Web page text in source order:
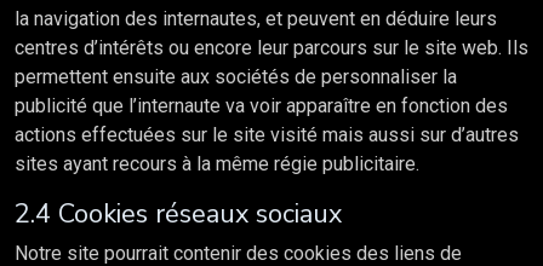
la navigation des internautes, et peuvent en déduire leurs
centres d’intérêts ou encore leur parcours sur le site web. Ils
permettent ensuite aux sociétés de personnaliser la
publicité que l’internaute va voir apparaître en fonction des
actions effectuées sur le site visité mais aussi sur d’autres
sites ayant recours à la même régie publicitaire.
2.4 Cookies réseaux sociaux
Notre site pourrait contenir des cookies des liens de